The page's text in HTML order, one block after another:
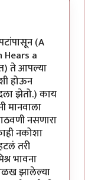
(A
a
ते आपल्या
होऊन
झेतो.) काय
मानवाला
नसणारा
नकोशा
तरी
भावना
झालेल्या